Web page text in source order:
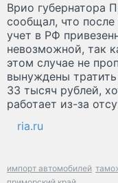
Врио губернатора
сообщал, что после
учет в РФ
невозможной, так
этом случае не
вынуждены
33 тысяч рублей,
работает из-за
ria.ru
импорт автомобилей